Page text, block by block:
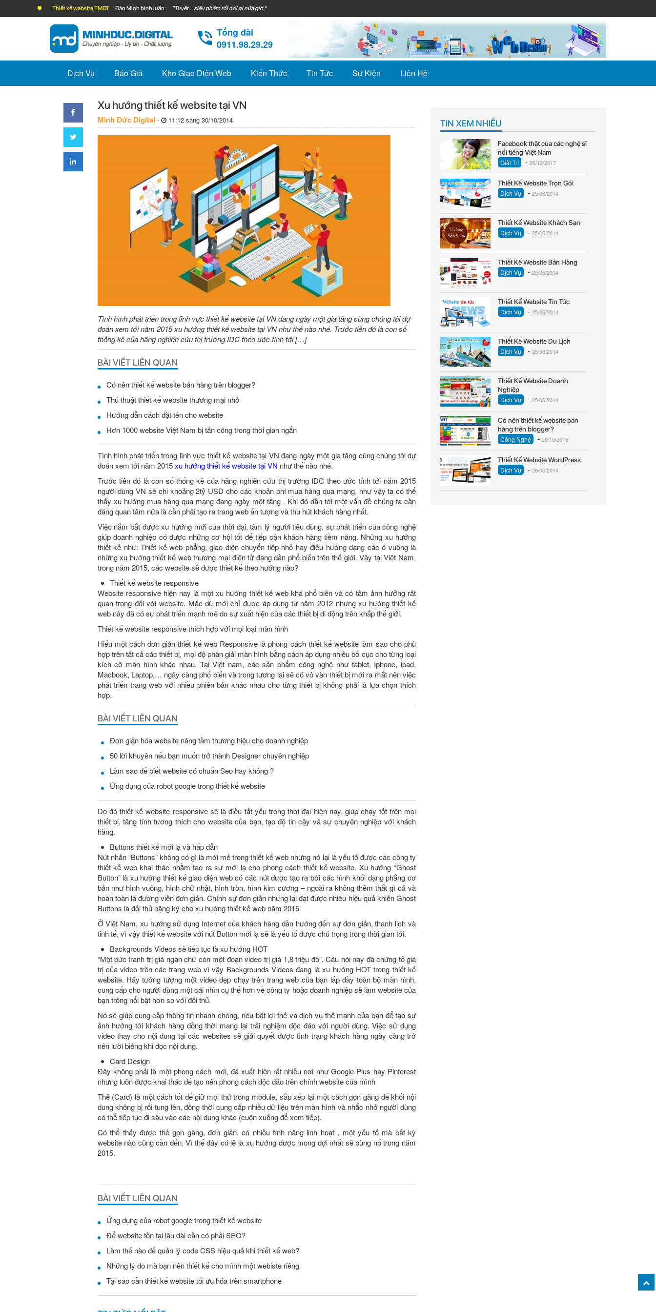
Thiết kế website TMĐT Đào Minh bình luận: "Tuyệt ...siêu phẩm rồi nói gì nữa giờ."
Tổng đài
0911.98.29.29
Dịch Vụ Báo Giá Kho Giao Diện Web Kiến Thức Tin Tức Sự Kiện Liên Hệ
Xu hướng thiết kế website tại VN
Minh Đức Digital - 11:12 sáng 30/10/2014
Tình hình phát triển trong lĩnh vực thiết kế website tại VN đang ngày một gia tăng cùng chúng tôi dự
đoán xem tới năm 2015 xu hướng thiết kế website tại VN như thế nào nhé. Trước tiên đó là con số
thống kê của hãng nghiên cứu thị trường IDC theo ước tính tới […]
BÀI VIẾT LIÊN QUAN
Có nên thiết kế website bán hàng trên blogger?
Thủ thuật thiết kế website thương mại nhỏ
Hướng dẫn cách đặt tên cho website
Hơn 1000 website Việt Nam bị tấn công trong thời gian ngắn
Tình hình phát triển trong lĩnh vực thiết kế website tại VN đang ngày một gia tăng cùng chúng tôi dự
đoán xem tới năm 2015xu hướng thiết kế website tại VN như thế nào nhé.
Trước tiên đó là con số thống kê của hãng nghiên cứu thị trường IDC theo ước tính tới năm 2015
người dùng VN sẽ chi khoảng 2tỷ USD cho các khoản phí mua hàng qua mạng, như vậy ta có thể
thấy xu hướng mua hàng qua mạng đang ngày một tăng . Khi đó dẫn tới một vấn đề chúng ta cần
đáng quan tâm nữa là cần phải tạo ra trang web ấn tượng và thu hút khách hàng nhất.
Việc nắm bắt được xu hướng mới của thời đại, tâm lý người tiêu dùng, sự phát triển của công nghệ
giúp doanh nghiệp có được những cơ hội tốt để tiếp cận khách hàng tiềm năng. Những xu hướng
thiết kế như: Thiết kế web phẳng, giao diện chuyển tiếp nhỏ hay điều hướng dạng các ô vuông là
những xu hướng thiết kế web thương mại điện tử đang dần phổ biến trên thế giới. Vậy tại Việt Nam,
trong năm 2015, các website sẽ được thiết kế theo hướng nào?
Thiết kế website responsive
Website responsive hiện nay là một xu hướng thiết kế web khá phổ biến và có tầm ảnh hưởng rất
quan trọng đối với website. Mặc dù mới chỉ được áp dụng từ năm 2012 nhưng xu hướng thiết kế
web này đã có sự phát triển mạnh mẽ do sự xuất hiện của các thiết bị di động trên khắp thế giới.
Thiết kế website responsive thích hợp với mọi loại màn hình
Hiểu một cách đơn giản thiết kế web Responsive là phong cách thiết kế website làm sao cho phù
hợp trên tất cả các thiết bị, mọi độ phân giải màn hình bằng cách áp dụng nhiều bố cục cho từng loại
kích cỡ màn hình khác nhau. Tại Việt nam, các sản phẩm công nghệ như tablet, Iphone, ipad,
Macbook, Laptop,… ngày càng phổ biến và trong tương lai sẽ có vô vàn thiết bị mới ra mắt nên việc
phát triển trang web với nhiều phiên bản khác nhau cho từng thiết bị không phải là lựa chọn thích
hợp.
BÀI VIẾT LIÊN QUAN
Đơn giản hóa website nâng tầm thương hiệu cho doanh nghiệp
50 lời khuyên nếu bạn muốn trở thành Designer chuyên nghiệp
Làm sao để biết website có chuẩn Seo hay không ?
Ứng dụng của robot google trong thiết kế website
Do đó thiết kế website responsive sẽ là điều tất yếu trong thời đại hiện nay, giúp chạy tốt trên mọi
thiết bị, tăng tính tương thích cho website của bạn, tạo độ tin cậy và sự chuyên nghiệp với khách
hàng.
Buttons thiết kế mới lạ và hấp dẫn
Nút nhấn “Buttons” không có gì là mới mẻ trong thiết kế web nhưng nó lại là yếu tố được các công ty
thiết kế web khai thác nhằm tạo ra sự mới lạ cho phong cách thiết kế website. Xu hướng “Ghost
Button” là xu hướng thiết kế giao diện web có các nút được tạo ra bởi các hình khối dạng phẳng cơ
bản như hình vuông, hình chữ nhật, hình tròn, hình kim cương – ngoài ra không thêm thắt gì cả và
hoàn toàn là đường viền đơn giản. Chính sự đơn giản nhưng lại đạt được nhiều hiệu quả khiến Ghost
Buttons là đối thủ nặng ký cho xu hướng thiết kế web năm 2015.
Ở Việt Nam, xu hướng sử dụng Internet của khách hàng dần hướng đến sự đơn giản, thanh lịch và
tinh tế, vì vậy thiết kế website với nút Button mới lạ sẽ là yếu tố được chú trọng trong thời gian tới.
Backgrounds Videos sẽ tiếp tục là xu hướng HOT
“Một bức tranh trị giá ngàn chữ còn một đoạn video trị giá 1,8 triệu đô”. Câu nói này đã chứng tỏ giá
trị của video trên các trang web vì vậy Backgrounds Videos đang là xu hướng HOT trong thiết kế
website. Hãy tưởng tượng một video đẹp chạy trên trang web của bạn lấp đầy toàn bộ màn hình,
cung cấp cho người dùng một cái nhìn cụ thể hơn về công ty hoặc doanh nghiệp sẽ làm website của
bạn trông nổi bật hơn so với đối thủ.
Nó sẽ giúp cung cấp thông tin nhanh chóng, nêu bật lợi thế và dịch vụ thế mạnh của bạn để tạo sự
ảnh hưởng tới khách hàng đồng thời mang lại trải nghiệm độc đáo với người dùng. Việc sử dụng
video thay cho nội dung tại các websites sẽ giải quyết được tình trạng khách hàng ngày càng trở
nên lười biếng khi đọc nội dung.
Card Design
Đây không phải là một phong cách mới, đã xuất hiện rất nhiều nơi như Google Plus hay Pinterest
nhưng luôn được khai thác để tạo nên phong cách độc đáo trên chính website của mình
Thẻ (Card) là một cách tốt để giữ mọi thứ trong module, sắp xếp lại một cách gọn gàng để khối nội
dung không bị rối tung lên, đồng thời cung cấp nhiều dữ liệu trên màn hình và nhắc nhở người dùng
có thể tiếp tục đi sâu vào các nội dung khác (cuộn xuống để xem tiếp).
Có thể thấy được thẻ gọn gàng, đơn giản, có nhiều tính năng linh hoạt , một yếu tố mà bất kỳ
website nào cũng cần đến. Vì thế đây có lẽ là xu hướng được mong đợi nhất sẽ bùng nổ trong năm
2015.
BÀI VIẾT LIÊN QUAN
Ứng dụng của robot google trong thiết kế website
Để website tồn tại lâu dài cần có phải SEO?
Làm thế nào để quản lý code CSS hiệu quả khi thiết kế web?
Những lý do mà bạn nên thiết kế cho mình một webiste riêng
Tại sao cần thiết kế website tối ưu hóa trên smartphone
TIN XEM NHIỀU
Facebook thật của các nghệ sĩ
nổi tiếng Việt Nam
Giải Trí - 20/12/2017
Thiết Kế Website Trọn Gói
Dịch Vụ - 25/06/2014
Thiết Kế Website Khách Sạn
Dịch Vụ - 25/06/2014
Thiết Kế Website Bán Hàng
Dịch Vụ - 25/06/2014
Thiết Kế Website Tin Tức
Dịch Vụ - 25/06/2014
Thiết Kế Website Du Lịch
Dịch Vụ - 26/06/2014
Thiết Kế Website Doanh
Nghiệp
Dịch Vụ - 25/06/2014
Có nên thiết kế website bán
hàng trên blogger?
Công Nghệ - 20/10/2016
Thiết Kế Website WordPress
Dịch Vụ - 26/06/2014